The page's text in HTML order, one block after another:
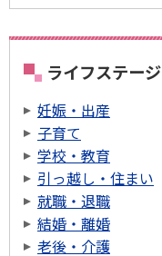
ライフステージ
妊娠・出産
子育て
学校・教育
引っ越し・住まい
就職・退職
結婚・離婚
老後・介護